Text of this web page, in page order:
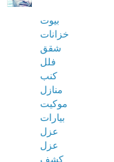
بيوت
خزانات
شقق
فلل
كنب
منازل
موكيت
بيارات
عزل
عزل
كشف